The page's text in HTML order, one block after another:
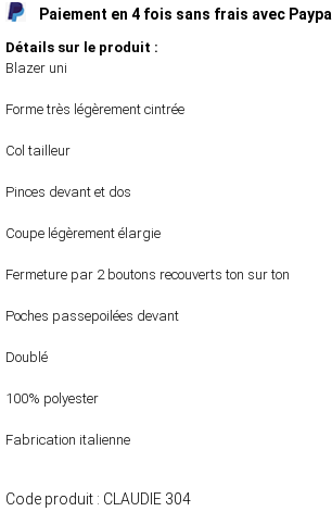
Paiement en 4 fois sans frais avec Paypal
Détails sur le produit :
Blazer uni
Forme très légèrement cintrée
Col tailleur
Pinces devant et dos
Coupe légèrement élargie
Fermeture par 2 boutons recouverts ton sur ton
Poches passepoilées devant
Doublé
100% polyester
Fabrication italienne
Code produit : CLAUDIE 304